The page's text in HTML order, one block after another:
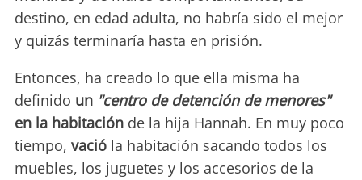
destino, en edad adulta, no habría sido el mejor
y quizás terminaría hasta en prisión.
Entonces, ha creado lo que ella misma ha
definido un "centro de detención de menores"
en la habitación de la hija Hannah. En muy poco
tiempo, vació la habitación sacando todos los
muebles, los juguetes y los accesorios de la